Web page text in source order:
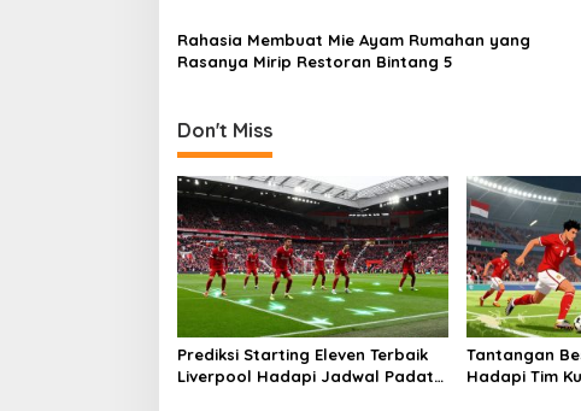
Rahasia Membuat Mie Ayam Rumahan yang
Rasanya Mirip Restoran Bintang 5
Don't Miss
Prediksi Starting Eleven Terbaik
Liverpool Hadapi Jadwal Padat
Tantangan
Hadapi Tim